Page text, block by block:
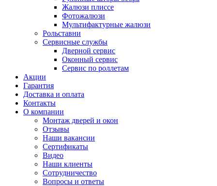
Жалюзи плиссе
Фотожалюзи
Мультифактурные жалюзи
Рольставни
Сервисные службы
Дверной сервис
Оконный сервис
Сервис по роллетам
Акции
Гарантия
Доставка и оплата
Контакты
О компании
Монтаж дверей и окон
Отзывы
Наши вакансии
Сертификаты
Видео
Наши клиенты
Сотрудничество
Вопросы и ответы